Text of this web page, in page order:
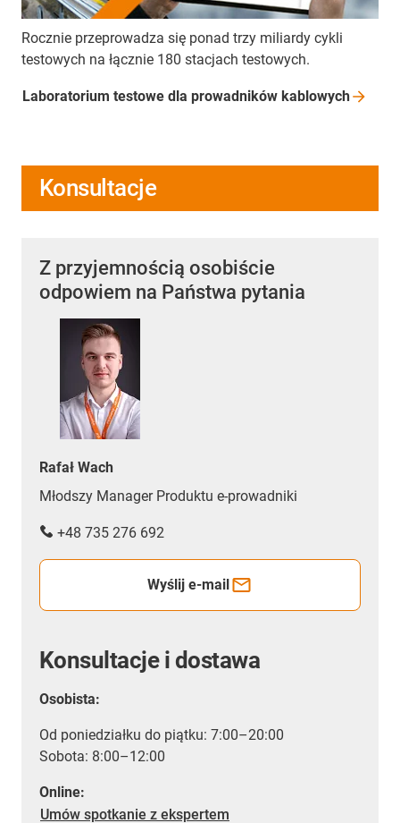
Rocznie przeprowadza się ponad trzy miliardy cykli
testowych na łącznie 180 stacjach testowych.
Laboratorium testowe dla prowadników kablowych
Konsultacje
Z przyjemnością osobiście
odpowiem na Państwa pytania
Rafał Wach
Młodszy Manager Produktu e-prowadniki
+48 735 276 692
Wyślij e-mail
Konsultacje i dostawa
Osobista:
Od poniedziałku do piątku: 7:00–20:00
Sobota: 8:00–12:00
Online:
Umów spotkanie z ekspertem